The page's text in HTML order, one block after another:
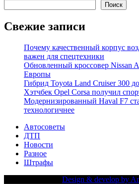
Поиск
Свежие записи
Почему качественный корпус
важен для спецтехники
Обновленный кроссовер Nissan
Европы
Гибрид Toyota Land Cruiser 300
Хэтчбек Opel Corsa получил
Модернизированный Haval F7
технологичнее
Автосоветы
ДТП
Новости
Разное
Штрафы
Design & develop by